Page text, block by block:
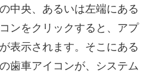
中央、あるいは左端にある
ンをクリックすると、アプ
表示されます。そこにある
歯車アイコンが、システム